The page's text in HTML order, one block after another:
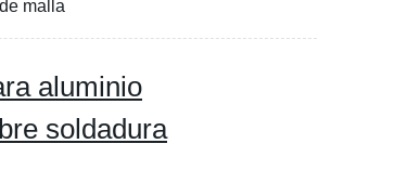
malla
aluminio
soldadura